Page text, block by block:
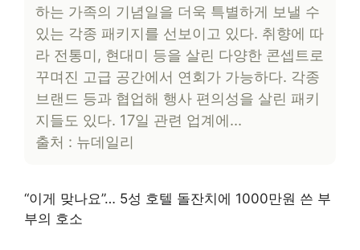
하는 가족의 기념일을 더욱 특별하게 보낼 수
있는 각종 패키지를 선보이고 있다. 취향에 따
라 전통미, 현대미 등을 살린 다양한 콘셉트로
꾸며진 고급 공간에서 연회가 가능하다. 각종
브랜드 등과 협업해 행사 편의성을 살린 패키
지들도 있다. 17일 관련 업계에…
출처 : 뉴데일리
“이게 맞나요”… 5성 호텔 돌잔치에 1000만원 쓴 부
부의 호소